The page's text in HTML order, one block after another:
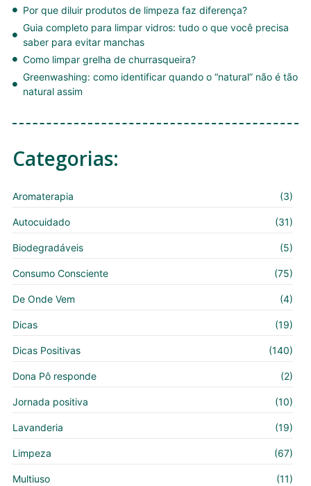
Por que diluir produtos de limpeza faz diferença?
Guia completo para limpar vidros: tudo o que você precisa
saber para evitar manchas
Como limpar grelha de churrasqueira?
Greenwashing: como identificar quando o “natural” não é tão
natural assim
Categorias:
Aromaterapia (3)
Autocuidado (31)
Biodegradáveis (5)
Consumo Consciente (75)
De Onde Vem (4)
Dicas (19)
Dicas Positivas (140)
Dona Pô responde (2)
Jornada positiva (10)
Lavanderia (19)
Limpeza (67)
Multiuso (11)